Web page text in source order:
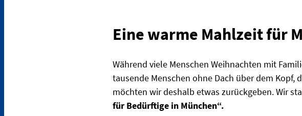
Eine warme Mahlzeit für
Während viele Menschen Weihnachten mit
tausende Menschen ohne Dach über dem
möchten wir deshalb etwas zurückgeben. Wir
für Bedürftige in München“.